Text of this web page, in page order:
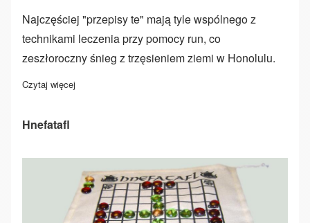
Najczęściej "przepisy te" mają tyle wspólnego z
technikami leczenia przy pomocy run, co
zeszłoroczny śnieg z trzęsieniem ziemi w Honolulu.
Czytaj więcej
Hnefatafl